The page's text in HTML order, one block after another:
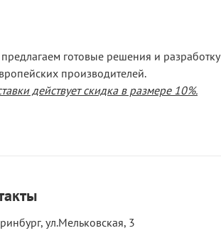
готовые решения и разработку
производителей.
действует скидка в размере 10%.
ул.Мельковская, 3